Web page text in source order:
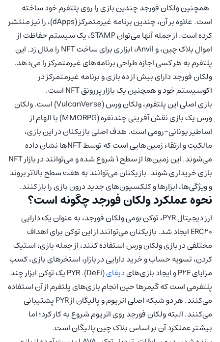
همچنین ولکان فورجد چندین بازی را روی پلتفرم خود ساخته
است. علاوه بر آن، چندین برنامه غیرمتمرکز (dApps)، را نیز منتشر
کرده است. از جمله آنها می‌توان STAMP، یک سیستم حفاظت از
اموال بلاک چین، و Anvil، ابزاری برای ساخت NFT را مثال زد. این
پلتفرم به هر کسی اجازه طراحی برنامه‌های غیرمتمرکز را می‌دهد.
ولکان فورجد دارای بیش از ده بازی و برنامه غیرمتمرکز در
اکوسیستم خود و همچنین یک بازار پررونق NFT است.
بازی اصلی این پلتفرم، ولکان ورس (VulcanVerse) است. ولکان
ورس یک بازی نقش آفرینی چندنفره (MMORPG) با الهام از
اساطیر یونانی-رومی است. هدف اصلی بازیکنان در این بازی،
مالکیت و ارتقاء زمین‌هایی است که توسط NFTها نشان داده
می‌شوند. این زمین‌ها از سطح 1 شروع شده و می‌توانند در بازار NFT
بازی خریداری شوند. بازیکنان می‌توانند به هفت سطح بالاتر بروند
و ویژگی‌ها، ابزارها و کلکسیون‌های جدید درون بازی را باز کنند.
نحوه عملکرد ولکان فورجد چگونه است؟
ارز دیجیتال PYR، توکن بومی ولکان فورجد، به عنوان یک دارایی
ERC20 ایجاد شد. بازیکنان می‌توانند از این توکن برای اهداف
مختلفی در بازی ولکان ورس استفاده کنند، از جمله بازی، استیک
کردن، تسویه حساب و خرید دارایی در بازار، استخرهای بازی، کسب
مزایای P2E و ایجاد بازی‌های
دیفای
(DeFi). PYR یک توکن ابزار چند
پلتفرمی است که گیمرها حین انجام بازی‌های پلتفرم از آن استفاده
می‌کنند. هر دو شبکه اصلی اتریوم و پالیگان از PYR پشتیبانی
می‌کنند. البته ولکان فورجد روی اتریوم شروع به کار کرد؛ اما
بیشتر عملکرد آن بر اساس بلاک چین پالیگان است.